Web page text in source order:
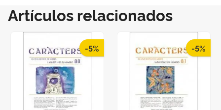
Artículos relacionados
-5% -5%